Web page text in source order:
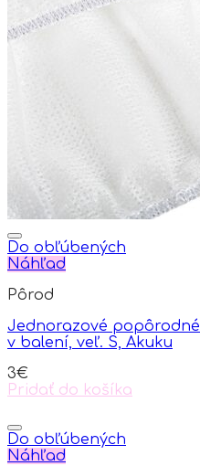
variants.
The
Do obľúbených
Náhľad
Pôrod
Jednorazové popôrodné
v balení, veľ. S, Akuku
3€
Pridať do košíka
Do obľúbených
Náhľad